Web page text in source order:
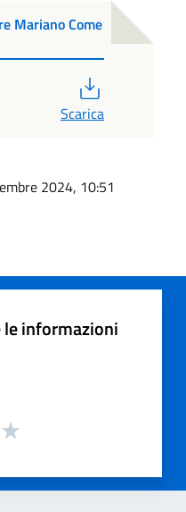
Mariano Come
Scarica
2024, 10:51
le informazioni